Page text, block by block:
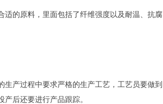
的原料，里面包括了纤维强度以及耐温、抗腐
产过程中要求严格的生产工艺，工艺员要做到
后还要进行产品跟踪。